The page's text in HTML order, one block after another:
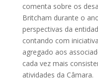
comenta sobre os
Britcham durante o
perspectivas da
contando com
agregado aos
cada vez mais
atividades da Câmara.